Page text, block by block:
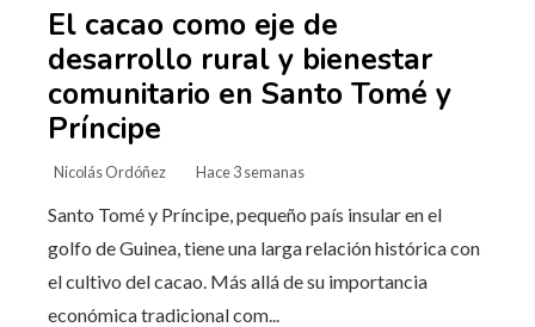
El cacao como eje de
desarrollo rural y bienestar
comunitario en Santo Tomé y
Príncipe
Nicolás Ordóñez Hace 3 semanas
Santo Tomé y Príncipe, pequeño país insular en el
golfo de Guinea, tiene una larga relación histórica con
el cultivo del cacao. Más allá de su importancia
económica tradicional com...